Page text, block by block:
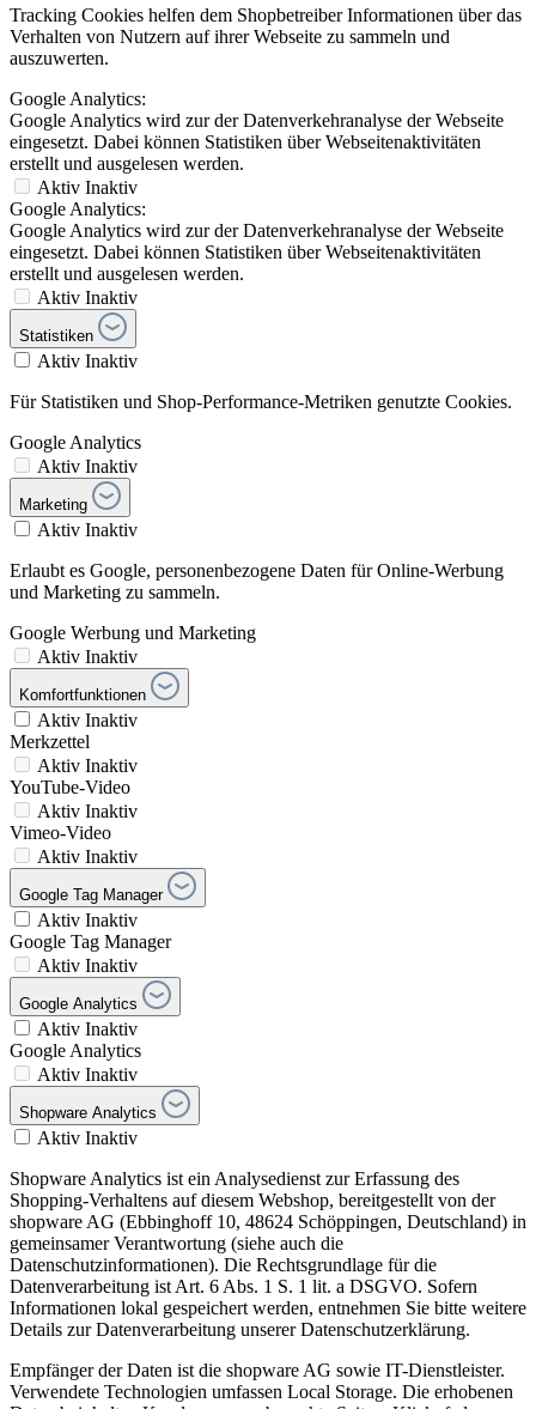
Tracking Cookies helfen dem Shopbetreiber Informationen über das
Verhalten von Nutzern auf ihrer Webseite zu sammeln und
auszuwerten.
Google Analytics:
Google Analytics wird zur der Datenverkehranalyse der Webseite
eingesetzt. Dabei können Statistiken über Webseitenaktivitäten
erstellt und ausgelesen werden.
Aktiv Inaktiv
Google Analytics:
Google Analytics wird zur der Datenverkehranalyse der Webseite
eingesetzt. Dabei können Statistiken über Webseitenaktivitäten
erstellt und ausgelesen werden.
Aktiv Inaktiv
Statistiken
Aktiv Inaktiv
Für Statistiken und Shop-Performance-Metriken genutzte Cookies.
Google Analytics
Aktiv Inaktiv
Marketing
Aktiv Inaktiv
Erlaubt es Google, personenbezogene Daten für Online-Werbung
und Marketing zu sammeln.
Google Werbung und Marketing
Aktiv Inaktiv
Komfortfunktionen
Aktiv Inaktiv
Merkzettel
Aktiv Inaktiv
YouTube-Video
Aktiv Inaktiv
Vimeo-Video
Aktiv Inaktiv
Google Tag Manager
Aktiv Inaktiv
Google Tag Manager
Aktiv Inaktiv
Google Analytics
Aktiv Inaktiv
Google Analytics
Aktiv Inaktiv
Shopware Analytics
Aktiv Inaktiv
Shopware Analytics ist ein Analysedienst zur Erfassung des
Shopping-Verhaltens auf diesem Webshop, bereitgestellt von der
shopware AG (Ebbinghoff 10, 48624 Schöppingen, Deutschland) in
gemeinsamer Verantwortung (siehe auch die
Datenschutzinformationen). Die Rechtsgrundlage für die
Datenverarbeitung ist Art. 6 Abs. 1 S. 1 lit. a DSGVO. Sofern
Informationen lokal gespeichert werden, entnehmen Sie bitte weitere
Details zur Datenverarbeitung unserer Datenschutzerklärung.
Empfänger der Daten ist die shopware AG sowie IT-Dienstleister.
Verwendete Technologien umfassen Local Storage. Die erhobenen